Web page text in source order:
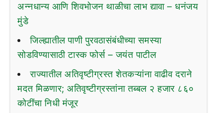
अन्नधान्य आणि शिवभोजन थाळीचा लाभ द्यावा – धनंजय
मुंडे
जिल्ह्यातील पाणी पुरवठासंबंधीच्या समस्या
सोडविण्यासाठी टास्क फोर्स – जयंत पाटील
राज्यातील अतिवृष्टीग्रस्त शेतकऱ्यांना वाढीव दराने
मदत मिळणार; अतिवृष्टीग्रस्तांना तब्बल २ हजार ८६०
कोटींचा निधी मंजूर